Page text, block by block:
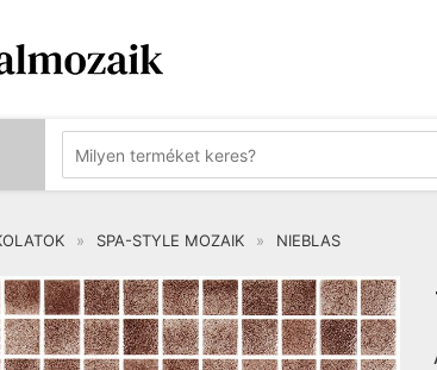
» SPA-STYLE MOZAIK » NIEBLAS